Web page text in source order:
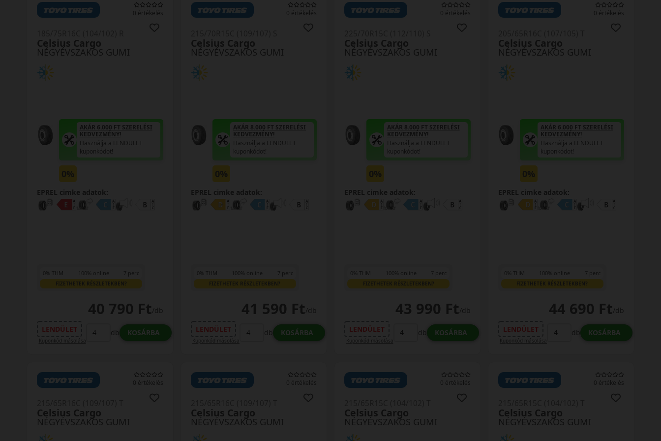
0 értékelés
NÉGYÉVSZAKOS GUMI
Celsius Cargo
AKÁR 6.000 FT SZERELÉSI
KEDVEZMÉNY!
Használja a LENDÜLET
kuponkódot!
0%
EPREL cimke adatok:
0% THM 100% online 7 perc
FIZETHETEK RÉSZLETEKBEN?
40 790 Ft/db
LENDÜLET
Kuponkód másolása
db KOSÁRBA
0 értékelés
NÉGYÉVSZAKOS GUMI
Celsius Cargo
AKÁR 8.000 FT SZERELÉSI
KEDVEZMÉNY!
Használja a LENDÜLET
kuponkódot!
0%
EPREL cimke adatok:
0% THM 100% online 7 perc
FIZETHETEK RÉSZLETEKBEN?
41 590 Ft/db
LENDÜLET
Kuponkód másolása
db KOSÁRBA
0 értékelés
NÉGYÉVSZAKOS GUMI
Celsius Cargo
AKÁR 8.000 FT SZERELÉSI
KEDVEZMÉNY!
Használja a LENDÜLET
kuponkódot!
0%
EPREL cimke adatok:
0% THM 100% online 7 perc
FIZETHETEK RÉSZLETEKBEN?
43 990 Ft/db
LENDÜLET
Kuponkód másolása
db KOSÁRBA
0 értékelés
NÉGYÉVSZAKOS GUMI
Celsius Cargo
AKÁR 6.000 FT SZERELÉSI
KEDVEZMÉNY!
Használja a LENDÜLET
kuponkódot!
0%
EPREL cimke adatok:
0% THM 100% online 7 perc
FIZETHETEK RÉSZLETEKBEN?
44 690 Ft/db
LENDÜLET
Kuponkód másolása
db KOSÁRBA
0 értékelés
NÉGYÉVSZAKOS GUMI
Celsius Cargo
0 értékelés
NÉGYÉVSZAKOS GUMI
Celsius Cargo
0 értékelés
NÉGYÉVSZAKOS GUMI
Celsius Cargo
0 értékelés
NÉGYÉVSZAKOS GUMI
Celsius Cargo